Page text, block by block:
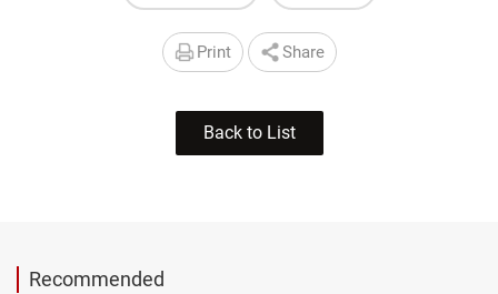
Print Share
Back to List
Recommended